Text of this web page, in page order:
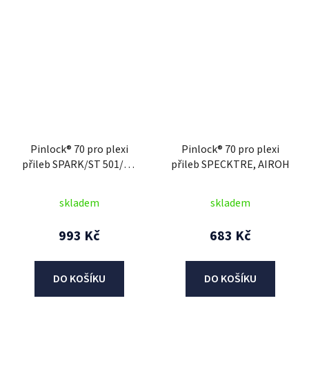
Pinlock® 70 pro plexi
přileb SPARK/ST 501/ST
skladem
993 Kč
DO KOŠÍKU
Pinlock® 70 pro plexi
přileb SPECKTRE, AIROH
skladem
683 Kč
DO KOŠÍKU